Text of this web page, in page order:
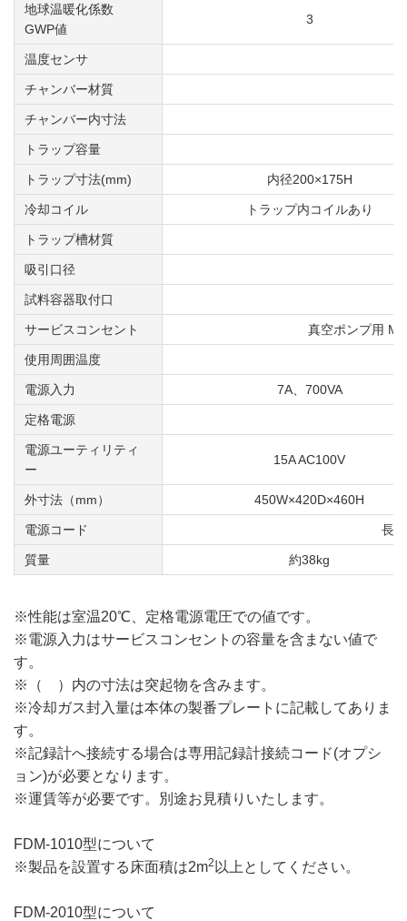
地球温暖化係数
GWP値
3
温度センサ
チャンバー材質
チャンバー内寸法
トラップ容量
トラップ寸法(mm) 内径200×175H
冷却コイル トラップ内コイルあり
トラップ槽材質
吸引口径
試料容器取付口
サービスコンセント 真空ポンプ用
使用周囲温度
電源入力 7A、700VA
定格電源
電源ユーティリティ
ー
15A AC100V
外寸法（mm） 450W×420D×460H
電源コード 長
質量 約38kg
※性能は室温20℃、定格電源電圧での値です。
※電源入力はサービスコンセントの容量を含まない値で
す。
※（ ）内の寸法は突起物を含みます。
※冷却ガス封入量は本体の製番プレートに記載してありま
す。
※記録計へ接続する場合は専用記録計接続コード(オプシ
ョン)が必要となります。
※運賃等が必要です。別途お見積りいたします。
FDM-1010型について
※製品を設置する床面積は2m2 以上としてください。
FDM-2010型について